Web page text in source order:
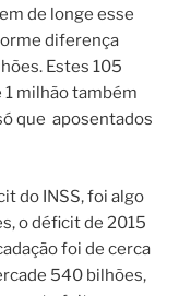
de longe esse
diferença
Estes 105
1 milhão também
que aposentados
do INSS, foi algo
o déficit de 2015
foi de cerca
540 bilhões,